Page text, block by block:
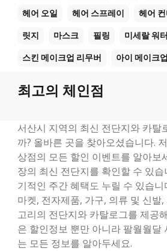
헤어 오일 헤어 스프레이 헤어
릿지 마스크 필링 미세랄 워터
스킨 메이크업 리무버 아이 메이크
최고의 체인점
서산시 지역의 최신 전단지와 카탈
까? 올바른 곳을 찾아오셨습니다.
상점의 모든 할인 이벤트를 알아보
장의 최신 전단지를 확인할 수 있
기적인 주간 혜택도 누릴 수 있습
마켓, 전자제품, 가구, 의류 및 신발
고리의 전단지와 카탈로그를 제공
은 할인정보 뿐만 아니라 팔월월달
는 모든 정보를 알아두세요.